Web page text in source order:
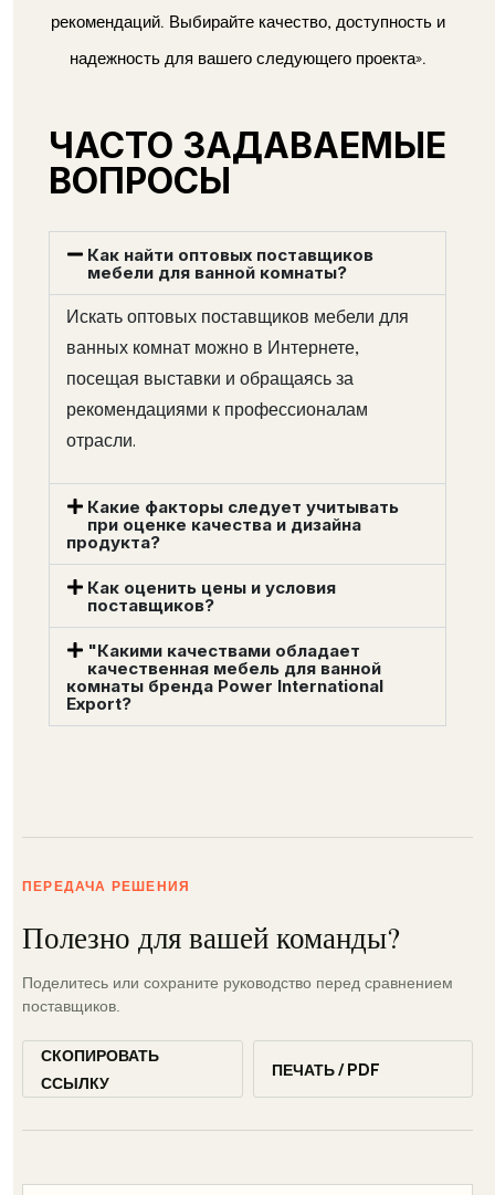
рекомендаций. Выбирайте качество, доступность и
надежность для вашего следующего проекта».
ЧАСТО ЗАДАВАЕМЫЕ
ВОПРОСЫ
Как найти оптовых поставщиков
мебели для ванной комнаты?
Искать оптовых поставщиков мебели для
ванных комнат можно в Интернете,
посещая выставки и обращаясь за
рекомендациями к профессионалам
отрасли.
Какие факторы следует учитывать
при оценке качества и дизайна
продукта?
Как оценить цены и условия
поставщиков?
"Какими качествами обладает
качественная мебель для ванной
комнаты бренда Power International
Export?
ПЕРЕДАЧА РЕШЕНИЯ
Полезно для вашей команды?
Поделитесь или сохраните руководство перед сравнением
поставщиков.
СКОПИРОВАТЬ
ССЫЛКУ
ПЕЧАТЬ / PDF